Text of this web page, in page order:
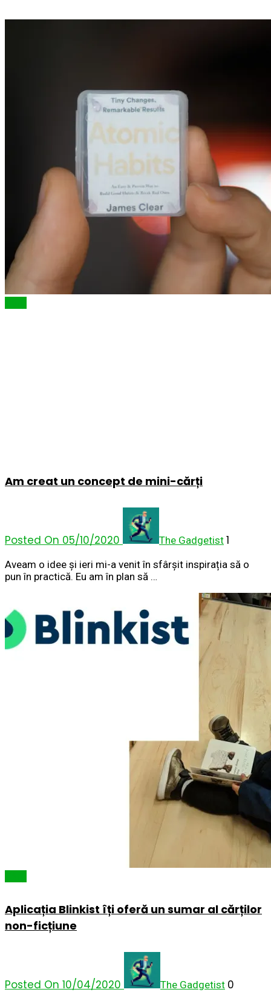
Am creat un concept de mini-cărți
Posted On 05/10/2020 The Gadgetist 1
Aveam o idee și ieri mi-a venit în sfârșit inspirația să o
pun în practică. Eu am în plan să …
Aplicația Blinkist îți oferă un sumar al cărților
non-ficțiune
Posted On 10/04/2020 The Gadgetist 0